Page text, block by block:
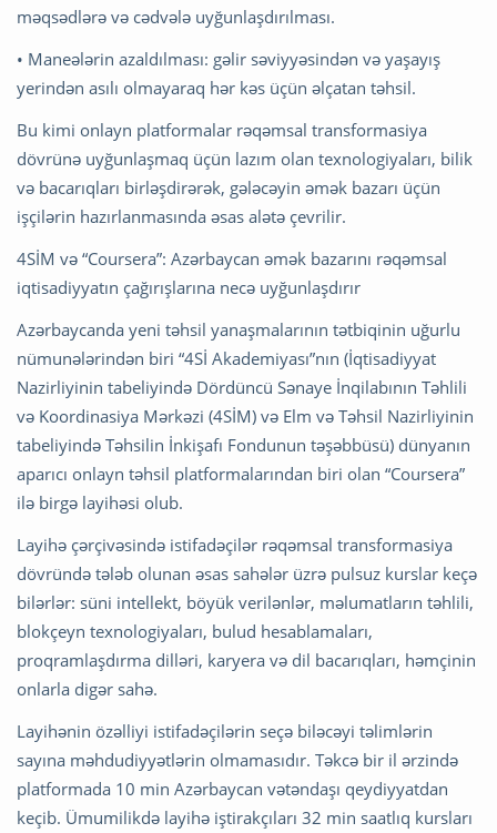
məqsədlərə və cədvələ uyğunlaşdırılması.
• Maneələrin azaldılması: gəlir səviyyəsindən və yaşayış
yerindən asılı olmayaraq hər kəs üçün əlçatan təhsil.
Bu kimi onlayn platformalar rəqəmsal transformasiya
dövrünə uyğunlaşmaq üçün lazım olan texnologiyaları, bilik
və bacarıqları birləşdirərək, gələcəyin əmək bazarı üçün
işçilərin hazırlanmasında əsas alətə çevrilir.
4SİM və “Coursera”: Azərbaycan əmək bazarını rəqəmsal
iqtisadiyyatın çağırışlarına necə uyğunlaşdırır
Azərbaycanda yeni təhsil yanaşmalarının tətbiqinin uğurlu
nümunələrindən biri “4Sİ Akademiyası”nın (İqtisadiyyat
Nazirliyinin tabeliyində Dördüncü Sənaye İnqilabının Təhlili
və Koordinasiya Mərkəzi (4SİM) və Elm və Təhsil Nazirliyinin
tabeliyində Təhsilin İnkişafı Fondunun təşəbbüsü) dünyanın
aparıcı onlayn təhsil platformalarından biri olan “Coursera”
ilə birgə layihəsi olub.
Layihə çərçivəsində istifadəçilər rəqəmsal transformasiya
dövründə tələb olunan əsas sahələr üzrə pulsuz kurslar keçə
bilərlər: süni intellekt, böyük verilənlər, məlumatların təhlili,
blokçeyn texnologiyaları, bulud hesablamaları,
proqramlaşdırma dilləri, karyera və dil bacarıqları, həmçinin
onlarla digər sahə.
Layihənin özəlliyi istifadəçilərin seçə biləcəyi təlimlərin
sayına məhdudiyyətlərin olmamasıdır. Təkcə bir il ərzində
platformada 10 min Azərbaycan vətəndaşı qeydiyyatdan
keçib. Ümumilikdə layihə iştirakçıları 32 min saatlıq kursları